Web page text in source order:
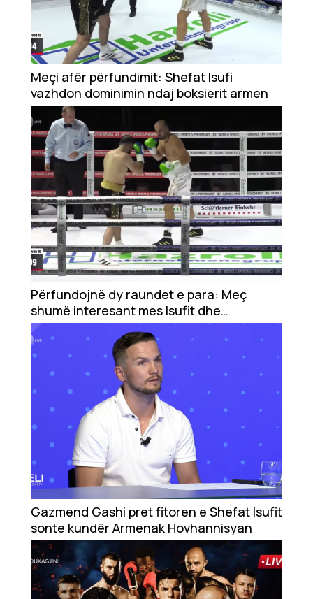
Meçi afër përfundimit: Shefat Isufi
vazhdon dominimin ndaj boksierit armen
Përfundojnë dy raundet e para: Meç
shumë interesant mes Isufit dhe
Hovannisyan
Gazmend Gashi pret fitoren e Shefat Isufit
sonte kundër Armenak Hovhannisyan